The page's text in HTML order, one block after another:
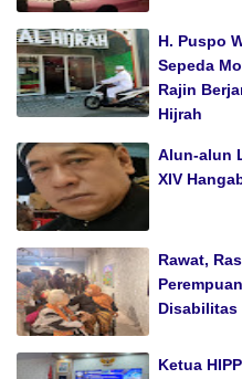
H. Puspo
Sepeda
Rajin
Hijrah
Alun-alun
XIV
Rawat,
Disabilitas
Ketua